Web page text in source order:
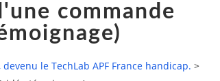
commande
le TechLab APF France handicap. >